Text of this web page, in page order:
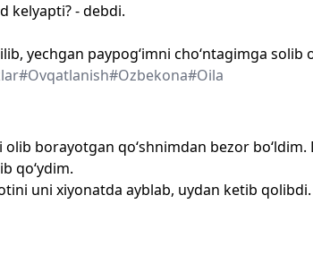
kelyapti? - debdi.
yechgan paypog‘imni cho‘ntagimga solib
#Ovqatlanish#Ozbekona#Oila
olib borayotgan qo‘shnimdan bezor
qo‘ydim.
uni xiyonatda ayblab, uydan ketib qolibdi.